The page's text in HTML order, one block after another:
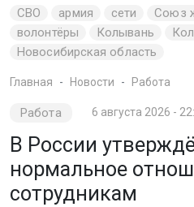
СВО армия сети
Союз
волонтёры
Колывань
Новосибирская область
Главная Новости Работа
Работа 6 августа 2026 -
В России
нормальное
сотрудникам